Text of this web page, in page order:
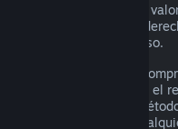
igualmente para que lo
clientes pueden tener
el juego está defectuoso.
completo de tu
su aprobación. Recibirás el
o mediante el mismo
la compra. Si, por